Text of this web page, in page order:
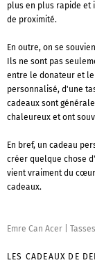
plus en plus rapide et
de proximité.
En outre, on se
Ils ne sont pas
entre le donateur et
personnalisé, d'une
cadeaux sont
chaleureux et ont
En bref, un cadeau
créer quelque chose
vient vraiment du
cadeaux.
Emre Can Acer
LES CADEAUX DE